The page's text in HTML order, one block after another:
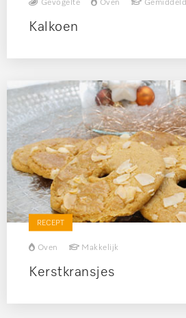
Gevogelte Oven Gemiddeld
Kalkoen
RECEPT
Oven Makkelijk
Kerstkransjes